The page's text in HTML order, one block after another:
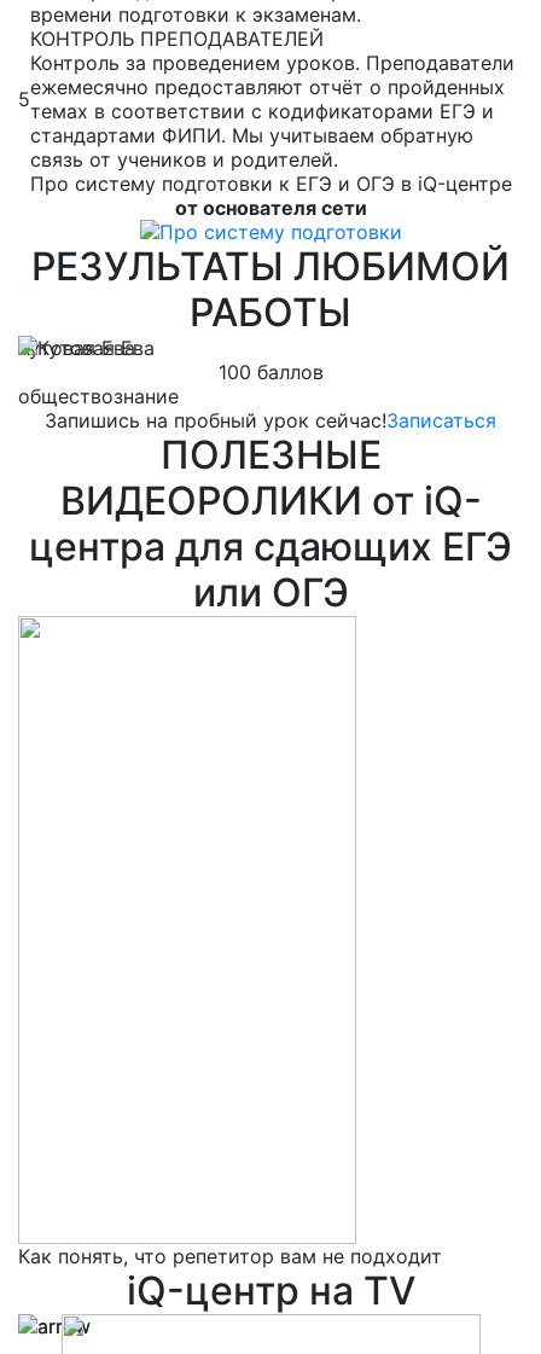
времени подготовки к экзаменам.
5
КОНТРОЛЬ ПРЕПОДАВАТЕЛЕЙ
Контроль за проведением уроков. Преподаватели
ежемесячно предоставляют отчёт о пройденных
темах в соответствии с кодификаторами ЕГЭ и
стандартами ФИПИ. Мы учитываем обратную
связь от учеников и родителей.
Про систему подготовки к ЕГЭ и ОГЭ в iQ-центре
от основателя сети
РЕЗУЛЬТАТЫ ЛЮБИМОЙ
РАБОТЫ
Кутовая Ева
100 баллов
обществознание
Запишись на пробный урок сейчас!Записаться
ПОЛЕЗНЫЕ
ВИДЕОРОЛИКИ от iQ-
центра для сдающих ЕГЭ
или ОГЭ
Как понять, что репетитор вам не подходит
iQ-центр на TV